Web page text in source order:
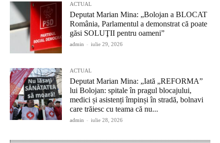
ACTUAL
Deputat Marian Mina: „Bolojan a BLOCAT
România, Parlamentul a demonstrat că poate
găsi SOLUŢII pentru oameni”
admin - iulie 29, 2026
ACTUAL
Deputat Marian Mina: „Iată „REFORMA”
lui Bolojan: spitale în pragul blocajului,
medici și asistenți împinși în stradă, bolnavi
care trăiesc cu teama că nu...
admin - iulie 28, 2026